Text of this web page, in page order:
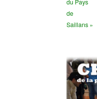
du Pays
de
Saillans »